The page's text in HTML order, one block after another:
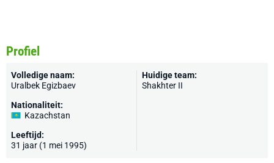
Profiel
Volledige naam:
Uralbek Egizbaev
Nationaliteit:
Kazachstan
Leeftijd:
31 jaar (1 mei 1995)
Huidige team:
Shakhter II